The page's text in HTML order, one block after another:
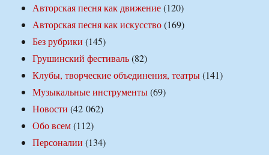
Авторская песня как движение(120)
Авторская песня как искусство(169)
Без рубрики (145)
Грушинский фестиваль(82)
Клубы, творческие объединения, театры(141)
Музыкальные инструменты(69)
Новости (42 062)
Обо всем(112)
Персоналии (134)